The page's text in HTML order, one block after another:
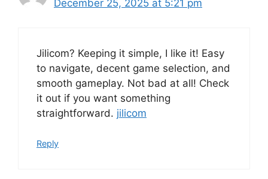
December 25, 2025 at 5:21 pm
Jilicom? Keeping it simple, I like it! Easy
to navigate, decent game selection, and
smooth gameplay. Not bad at all! Check
it out if you want something
straightforward. jilicom
Reply